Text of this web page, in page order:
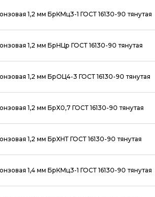
1,2 мм БрКМц3-1 ГОСТ 16130-90 тянутая
1,2 мм БрНЦр ГОСТ 16130-90 тянутая
1,2 мм БрОЦ4-3 ГОСТ 16130-90 тянутая
1,2 мм БрХ0,7 ГОСТ 16130-90 тянутая
1,2 мм БрХНТ ГОСТ 16130-90 тянутая
1,4 мм БрКМц3-1 ГОСТ 16130-90 тянутая